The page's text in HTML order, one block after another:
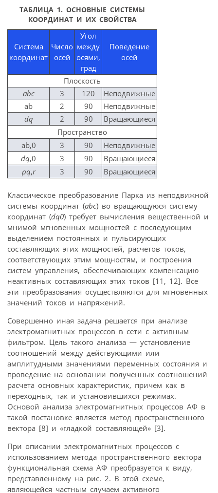
ТАБЛИЦА 1. ОСНОВНЫЕ СИСТЕМЫ
КООРДИНАТ И ИХ СВОЙСТВА
Система
координат
Число
осей
Угол
между
осями,
град
Поведение
осей
Плоскость
abc
3 120
Неподвижные
ab
2 90
Неподвижные
dq
2 90
Вращающиеся
Пространство
ab,0
3 90
Неподвижные
dq,0 3 90
Вращающиеся
pq,r 3 90 Вращающиеся
Классическое преобразование Парка из неподвижной
системы координат (abc) во вращающуюся систему
координат (dq0) требует вычисления вещественной и
мнимой мгновенных мощностей с последующим
выделением постоянных и пульсирующих
составляющих этих мощностей, расчетов токов,
соответствующих этим мощностям, и построения
систем управления, обеспечивающих компенсацию
неактивных составляющих этих токов [11, 12]. Все
эти преобразования осуществляются для мгновенных
значений токов и напряжений.
Совершенно иная задача решается при анализе
электромагнитных процессов в сети с активным
фильтром. Цель такого анализа — установление
соотношений между действующими или
амплитудными значениями переменных состояния и
проведение на основании полученных соотношений
расчета основных характеристик, причем как в
переходных, так и установившихся режимах.
Основой анализа электромагнитных процессов АФ в
такой постановке является метод пространственного
вектора [8] и «гладкой составляющей» [3].
При описании электромагнитных процессов с
использованием метода пространственного вектора
функциональная схема АФ преобразуется к виду,
представленному на рис. 2. В этой схеме,
являющейся частным случаем активного